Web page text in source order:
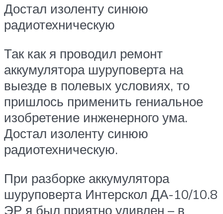
Достал изоленту синюю
радиотехническую
Так как я проводил ремонт
аккумулятора шуруповерта на
выезде в полевых условиях, то
пришлось применить гениальное
изобретение инженерного ума.
Достал изоленту синюю
радиотехническую.
При разборке аккумулятора
шуруповерта Интерскол ДА-10/10.8
ЭР я был приятно удивлен – в